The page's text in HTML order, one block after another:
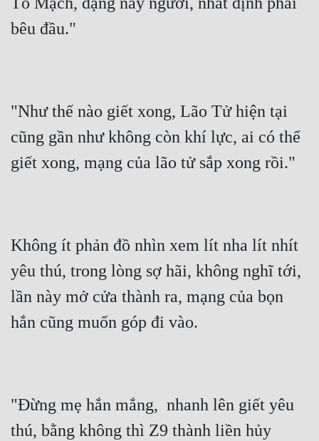
bêu đầu."
"Như thế nào giết xong, Lão Tử hiện tại
cũng gần như không còn khí lực, ai có thể
giết xong, mạng của lão tử sắp xong rồi."
Không ít phản đồ nhìn xem lít nha lít nhít
yêu thú, trong lòng sợ hãi, không nghĩ tới,
lần này mở cửa thành ra, mạng của bọn
hắn cũng muốn góp đi vào.
"Đừng mẹ hắn mắng,  nhanh lên giết yêu
thú, bằng không thì Z9 thành liền hủy